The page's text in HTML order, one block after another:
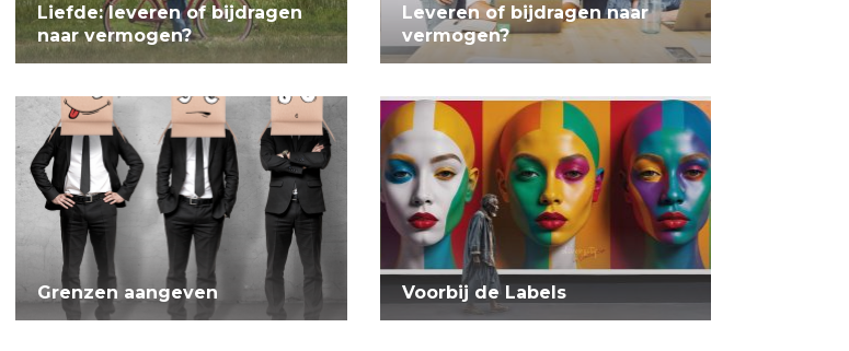
Liefde: leveren of bijdragen
naar vermogen?
Leveren of bijdragen naar
vermogen?
Grenzen aangeven Voorbij de Labels